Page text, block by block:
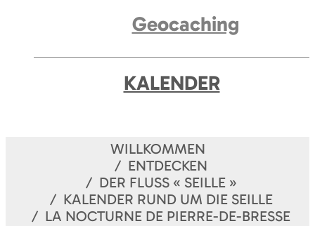
Geocaching
KALENDER
WILLKOMMEN
ENTDECKEN
DER FLUSS « SEILLE »
KALENDER RUND UM DIE SEILLE
LA NOCTURNE DE PIERRE-DE-BRESSE